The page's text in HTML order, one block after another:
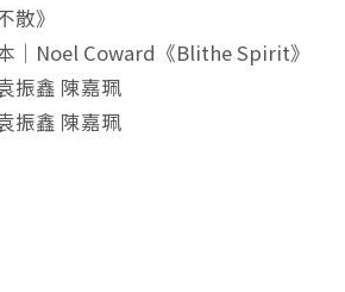
散》
｜Noel Coward《Blithe Spirit》
振鑫 陳嘉珮
振鑫 陳嘉珮